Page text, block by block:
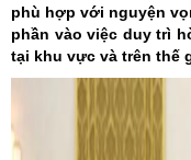
phù hợp với nguyện
phần vào việc duy trì
tại khu vực và trên thế